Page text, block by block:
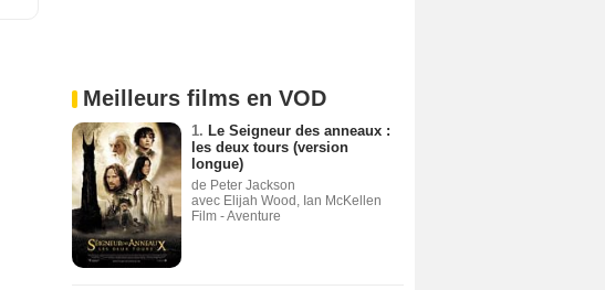
Meilleurs films en VOD
1. Le Seigneur des anneaux :
les deux tours (version
longue)
de Peter Jackson
avec Elijah Wood, Ian McKellen
Film - Aventure